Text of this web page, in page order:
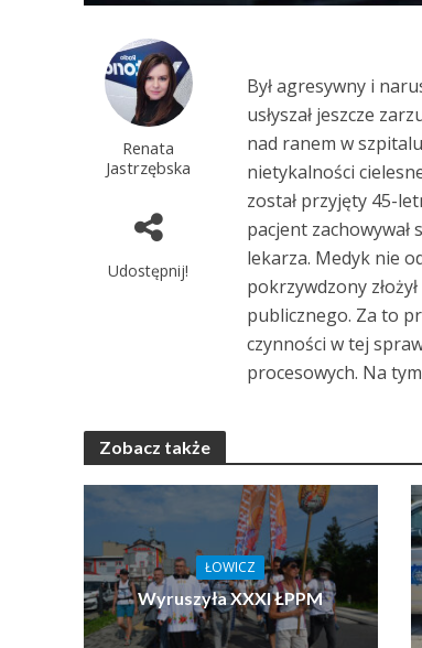
Renata
Jastrzębska
Udostępnij!
Był agresywny i
usłyszał jeszcze
nad ranem w
nietykalności
został przyjęty 45-
pacjent zachowywał
lekarza. Medyk nie
pokrzywdzony
publicznego. Za to
czynności w tej
procesowych. Na
Zobacz także
ŁOWICZ
Wyruszyła XXXI ŁPPM